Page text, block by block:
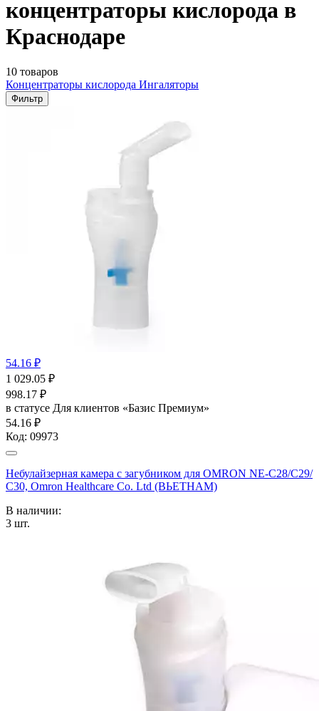
концентраторы кислорода в
Краснодаре
10 товаров
Концентраторы кислорода Ингаляторы
Фильтр
54.16 ₽
1 029.05 ₽
998.17 ₽
в статусе Для клиентов «Базис Премиум»
54.16 ₽
Код: 09973
Небулайзерная камера с загубником для OMRON NE-C28/С29/
С30, Omron Healthcare Co. Ltd (ВЬЕТНАМ)
В наличии:
3 шт.